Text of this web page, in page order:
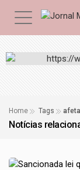
Home Tags
Notícias